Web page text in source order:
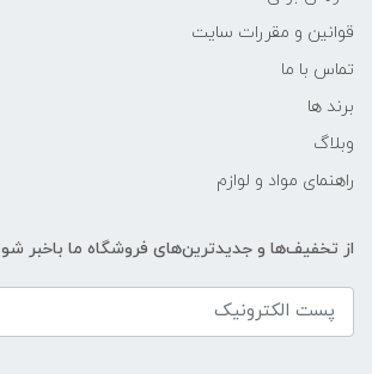
قوانین و مقررات سایت
تماس با ما
برند ها
وبلاگ
راهنمای مواد و لوازم
از تخفیف‌ها و جدیدترین‌های فروشگاه ما باخبر